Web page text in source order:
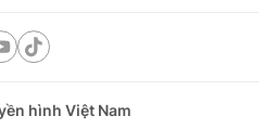
hình Việt Nam